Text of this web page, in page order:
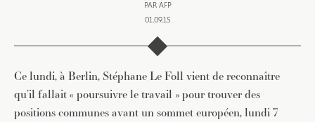
PAR AFP
01.09.15
Ce lundi, à Berlin, Stéphane Le Foll vient de reconnaître
qu’il fallait « poursuivre le travail » pour trouver des
positions communes avant un sommet européen, lundi 7